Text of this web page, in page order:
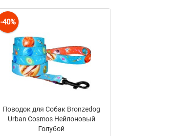
Метал
-40%
Поводок для Собак Bronzedog
Urban Cosmos Нейлоновый
Голубой